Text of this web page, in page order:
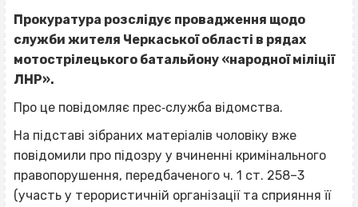
Прокуратура розслідує провадження щодо
служби жителя Черкаської області в рядах
мотострілецького батальйону «народної міліції
ЛНР».
Про це повідомляє прес‐служба відомства.
На підставі зібраних матеріалів чоловіку вже
повідомили про підозру у вчиненні кримінального
правопорушення, передбаченого ч. 1 ст. 258–3
(участь у терористичній організації та сприяння її